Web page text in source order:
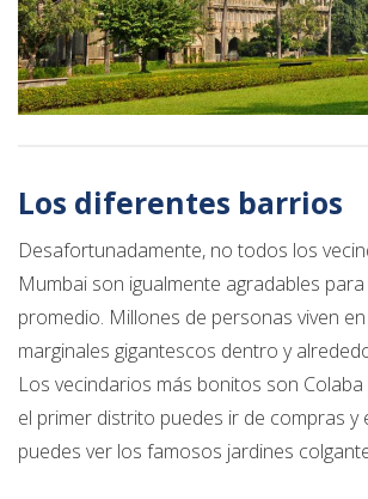
Los diferentes barrios
Desafortunadamente, no todos los
Mumbai son igualmente agradables
promedio. Millones de personas viven
marginales gigantescos dentro y
Los vecindarios más bonitos son Colaba
el primer distrito puedes ir de compras y
puedes ver los famosos jardines